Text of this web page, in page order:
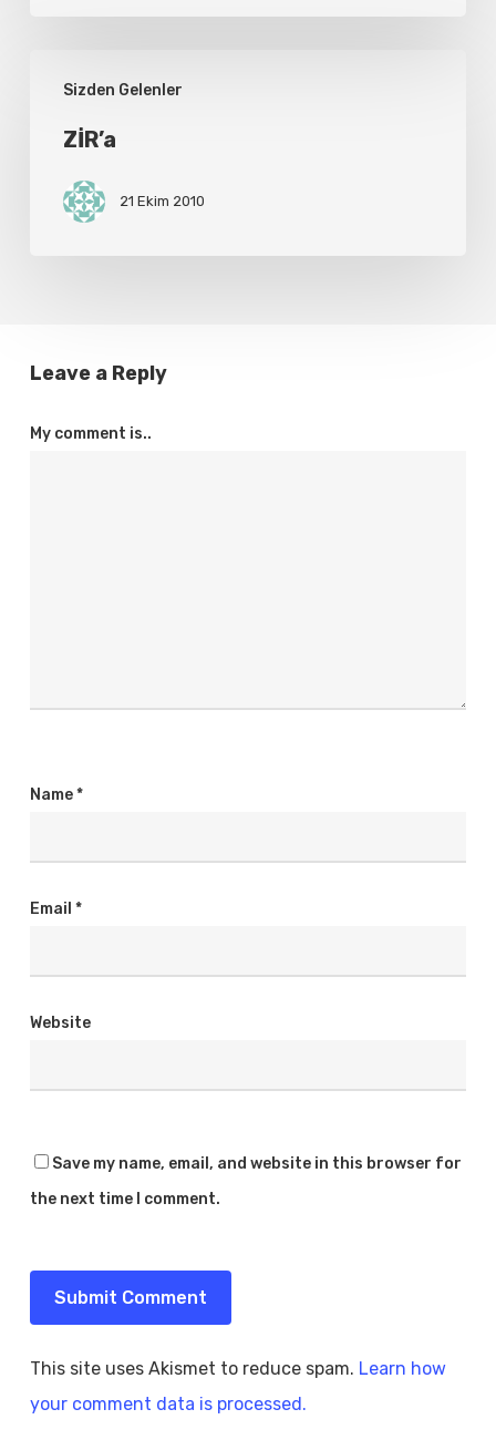
Sizden Gelenler
ZİR’a
21 Ekim 2010
Leave a Reply
My comment is..
Name*
Email *
Website
Save my name, email, and website in this browser for
the next time I comment.
This site uses Akismet to reduce spam. Learn how
your comment data is processed.